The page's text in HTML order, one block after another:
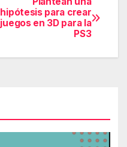
hipótesis para crear
juegos en 3D para la
PS3